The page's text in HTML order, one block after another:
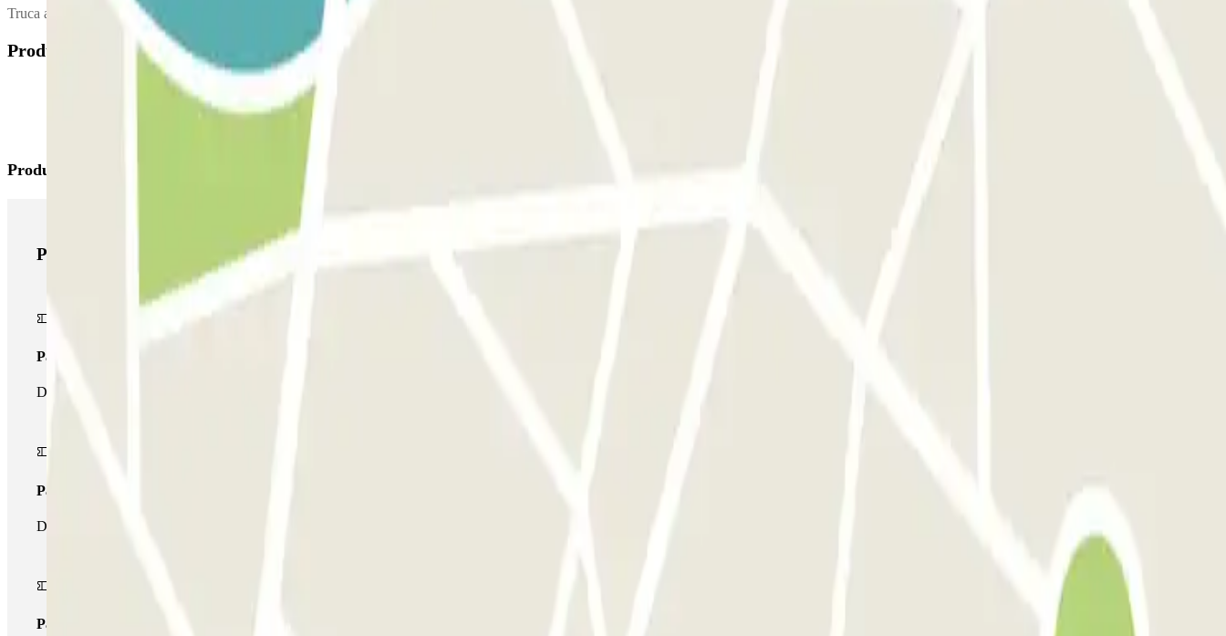
Truca al pàrquing per sol·licitar l'entrega del vehicle. El número de telèfon del pàrquing se't proporcionarà un cop feta la reserva.
Productes disponibles
Productes de Parclick
Productes de Parclick
Passi simple
Durant la teva estada podràs entrar i sortir una única vegada al pàrquing
Passi multipàrquing
Durant la teva estada podràs fer ús de tota la xarxa de pàrquings d'aquest operador disponibles a Parclick.
Passi il·limitat